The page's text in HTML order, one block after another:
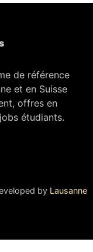
de référence
et en Suisse
offres en
étudiants.
by Lausanne